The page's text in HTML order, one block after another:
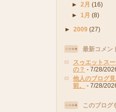
►2月(16)
► 1月(8)
► 2009 (27)
最新コメン
スゥエットス
の？ - 7/28/
他人のブログ
前。
- 7/28/
このブログ